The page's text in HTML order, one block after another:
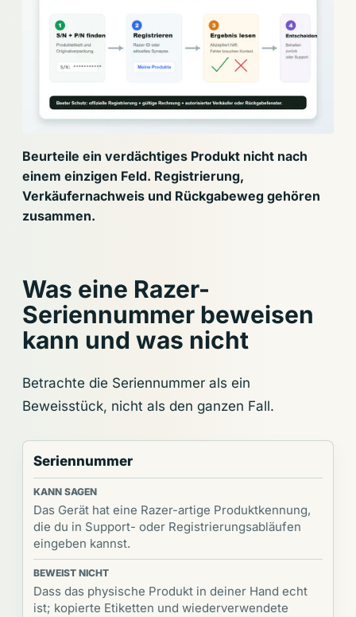
Beurteile ein verdächtiges Produkt nicht nach
einem einzigen Feld. Registrierung,
Verkäufernachweis und Rückgabeweg gehören
zusammen.
Was eine Razer-
Seriennummer beweisen
kann und was nicht
Betrachte die Seriennummer als ein
Beweisstück, nicht als den ganzen Fall.
Seriennummer
Das Gerät hat eine Razer-artige Produktkennung,
die du in Support- oder Registrierungsabläufen
eingeben kannst.
Dass das physische Produkt in deiner Hand echt
ist; kopierte Etiketten und wiederverwendete